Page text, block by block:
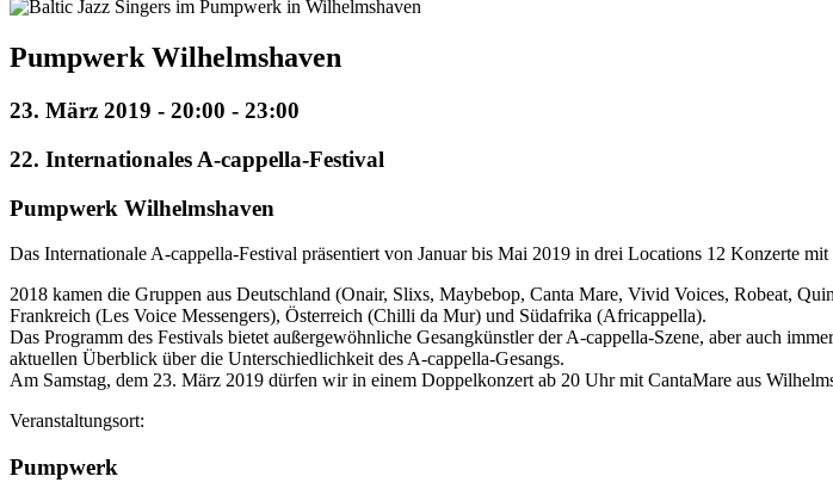
Pumpwerk Wilhelmshaven
23. März 2019 - 20:00 - 23:00
22. Internationales A-cappella-Festival
Pumpwerk Wilhelmshaven
Das Internationale A-cappella-Festival präsentiert von Januar bis Mai 2019 in drei Locations 12 Konzerte
2018 kamen die Gruppen aus Deutschland (Onair, Slixs, Maybebop, Canta Mare, Vivid Voices, Robeat,
Frankreich (Les Voice Messengers), Österreich (Chilli da Mur) und Südafrika (Africappella).
Das Programm des Festivals bietet außergewöhnliche Gesangkünstler der A-cappella-Szene, aber auch
aktuellen Überblick über die Unterschiedlichkeit des A-cappella-Gesangs.
Am Samstag, dem 23. März 2019 dürfen wir in einem Doppelkonzert ab 20 Uhr mit CantaMare aus
Veranstaltungsort:
Pumpwerk